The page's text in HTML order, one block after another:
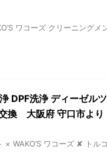
ワコーズ クリーニング
DPF洗浄 ディーゼ
換 大阪府 守口市より
× WAKO’S ワコーズ ✘ ト